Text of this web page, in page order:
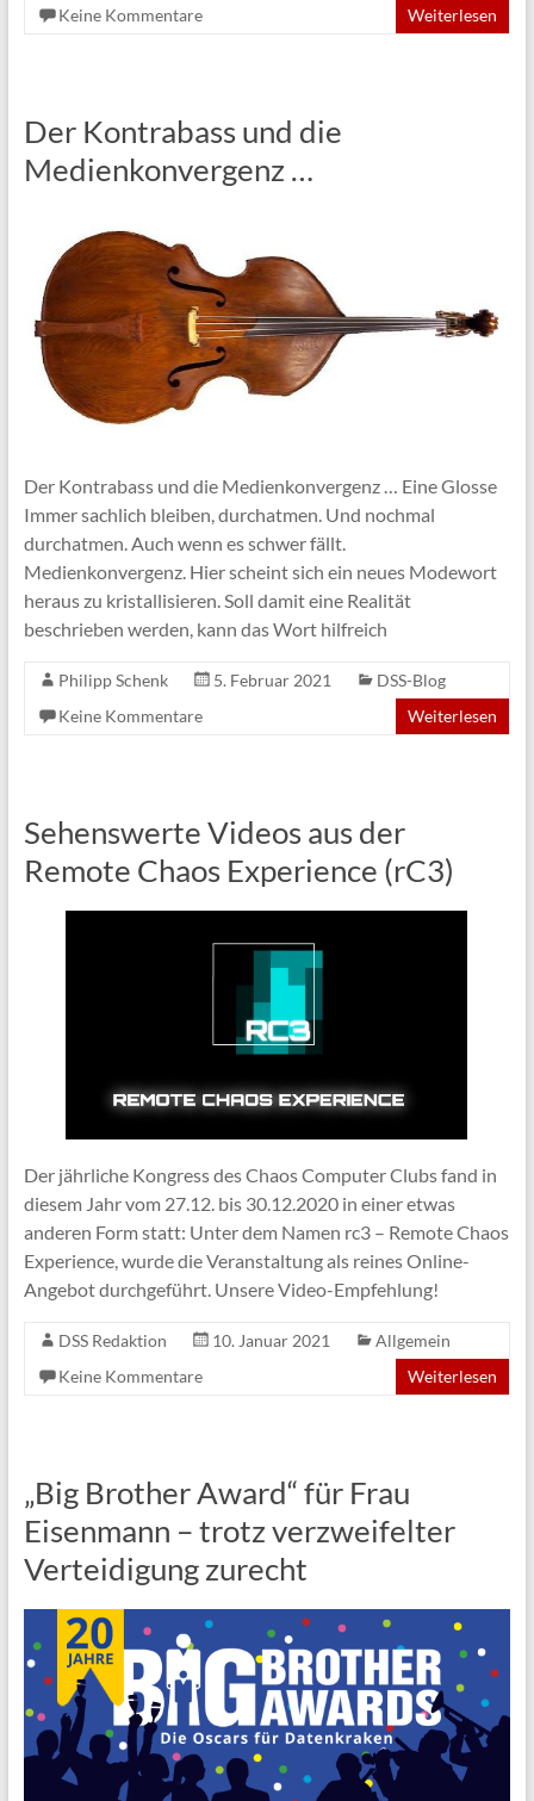
Keine Kommentare
Weiterlesen
Der Kontrabass und die
Medienkonvergenz …
Der Kontrabass und die Medienkonvergenz … Eine Glosse
Immer sachlich bleiben, durchatmen. Und nochmal
durchatmen. Auch wenn es schwer fällt.
Medienkonvergenz. Hier scheint sich ein neues Modewort
heraus zu kristallisieren. Soll damit eine Realität
beschrieben werden, kann das Wort hilfreich
Philipp Schenk 5. Februar 2021
DSS-Blog
Keine Kommentare
Weiterlesen
Sehenswerte Videos aus der
Remote Chaos Experience (rC3)
Der jährliche Kongress des Chaos Computer Clubs fand in
diesem Jahr vom 27.12. bis 30.12.2020 in einer etwas
anderen Form statt: Unter dem Namen rc3 – Remote Chaos
Experience, wurde die Veranstaltung als reines Online-
Angebot durchgeführt. Unsere Video-Empfehlung!
DSS Redaktion 10. Januar 2021
Allgemein
Keine Kommentare
Weiterlesen
„Big Brother Award“ für Frau
Eisenmann – trotz verzweifelter
Verteidigung zurecht